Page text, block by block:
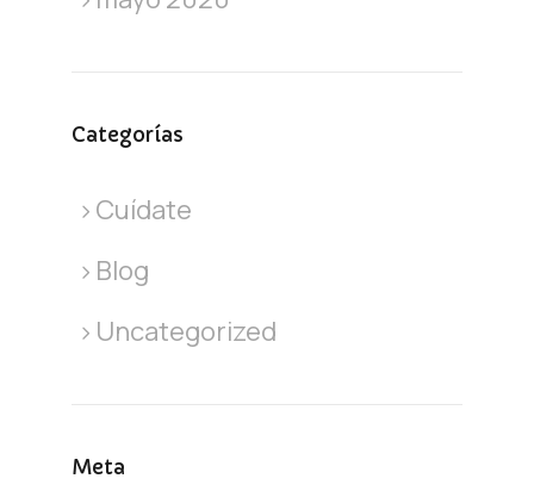
Categorías
Cuídate
Blog
Uncategorized
Meta